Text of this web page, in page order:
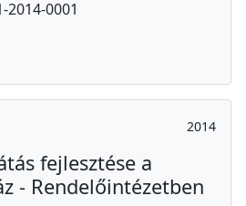
2014-0001
2014
fejlesztése a
- Rendelőintézetben